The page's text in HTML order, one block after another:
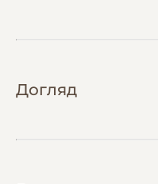
Догляд